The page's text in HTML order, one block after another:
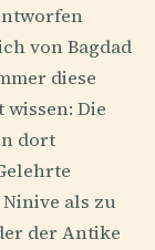
von Bagdad
diese
Die
dort
als zu
der Antike